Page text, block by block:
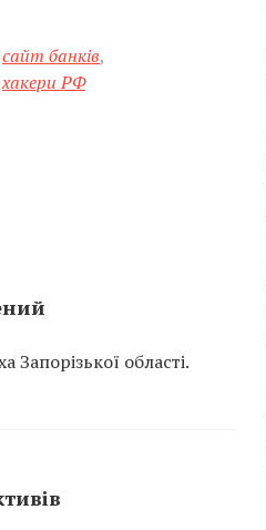
сайт банків,
хакери РФ
області.